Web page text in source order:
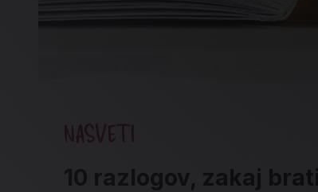
NASVETI
10 razlogov, zakaj brati